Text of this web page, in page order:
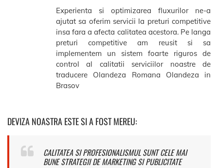
Experienta si optimizarea fluxurilor ne-a
ajutat sa oferim servicii la preturi competitive
insa fara a afecta calitatea acestora. Pe langa
preturi competitive am reusit si sa
implementem un sistem foarte riguros de
control al calitatii serviciilor noastre de
traducere Olandeza Romana Olandeza in
Brasov
DEVIZA NOASTRA ESTE SI A FOST MEREU:
CALITATEA SI PROFESIONALISMUL SUNT CELE MAI
BUNE STRATEGII DE MARKETING SI PUBLICITATE